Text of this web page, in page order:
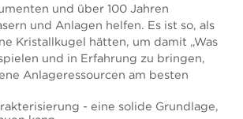
und über 100 Jahren
und Anlagen helfen. Es ist so, als
Kristallkugel hätten, um damit „Was
und in Erfahrung zu bringen,
Anlageressourcen am besten
- eine solide Grundlage,